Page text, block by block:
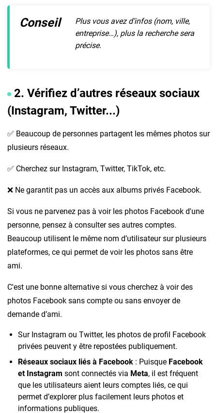
Conseil
Plus vous avez d’infos (nom, ville,
entreprise…), plus la recherche sera
précise.
2. Vérifiez d’autres réseaux sociaux
(Instagram, Twitter...)
✅ Beaucoup de personnes partagent les mêmes photos sur
plusieurs réseaux.
✅ Cherchez sur Instagram, Twitter, TikTok, etc.
❌ Ne garantit pas un accès aux albums privés Facebook.
Si vous ne parvenez pas à voir les photos Facebook d'une
personne, pensez à consulter ses autres comptes.
Beaucoup utilisent le même nom d’utilisateur sur plusieurs
plateformes, ce qui permet de voir les photos sans être
ami.
C'est une bonne alternative si vous cherchez à voir des
photos Facebook sans compte ou sans envoyer de
demande d’ami.
Sur Instagram ou Twitter, les photos de profil Facebook
privées peuvent y être repostées publiquement.
Réseaux sociaux liés à Facebook : Puisque Facebook
et Instagram sont connectés via Meta, il est fréquent
que les utilisateurs aient leurs comptes liés, ce qui
permet d’explorer plus facilement leurs photos et
informations publiques.